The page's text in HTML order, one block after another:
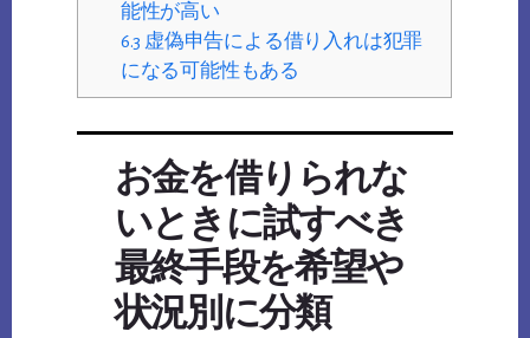
能性が高い
6.3 虚偽申告による借り入れは犯罪
になる可能性もある
お金を借りられな
いときに試すべき
最終手段を希望や
状況別に分類